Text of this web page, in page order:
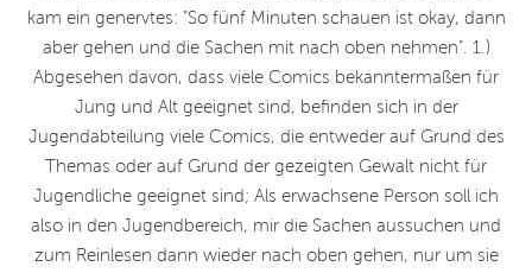
kam ein genervtes: "So fünf Minuten schauen ist okay, dann
aber gehen und die Sachen mit nach oben nehmen". 1.)
Abgesehen davon, dass viele Comics bekanntermaßen für
Jung und Alt geeignet sind, befinden sich in der
Jugendabteilung viele Comics, die entweder auf Grund des
Themas oder auf Grund der gezeigten Gewalt nicht für
Jugendliche geeignet sind; Als erwachsene Person soll ich
also in den Jugendbereich, mir die Sachen aussuchen und
zum Reinlesen dann wieder nach oben gehen, nur um sie